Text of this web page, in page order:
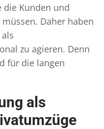
die Kunden und
Daher haben
zu agieren. Denn
für die langen
als